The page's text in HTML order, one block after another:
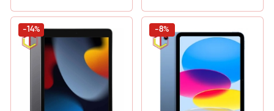
-14% -8%